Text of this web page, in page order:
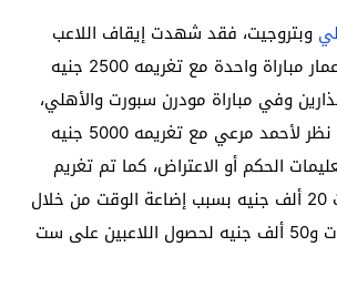
وبتروجيت، فقد شهدت إيقاف اللاعب
محمد عادل فتحي عمار مباراة واحدة مع تغريمه 2500 جنيه
وفي مباراة مودرن سبورت والأهلي،
وجهت الرابطة لفت نظر لأحمد مرعي مع تغريمه 5000 جنيه
الحكم أو الاعتراض، كما تم تغريم
فريق مودرن سبورت 20 ألف جنيه بسبب إضاعة الوقت من خلال
سحب أو إخفاء الكرات و50 ألف جنيه لحصول اللاعبين على ست